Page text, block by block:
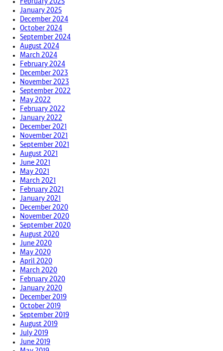
February 2025
January 2025
December 2024
October 2024
September 2024
August 2024
March 2024
February 2024
December 2023
November 2023
September 2022
May 2022
February 2022
January 2022
December 2021
November 2021
September 2021
August 2021
June 2021
May 2021
March 2021
February 2021
January 2021
December 2020
November 2020
September 2020
August 2020
June 2020
May 2020
April 2020
March 2020
February 2020
January 2020
December 2019
October 2019
September 2019
August 2019
July 2019
June 2019